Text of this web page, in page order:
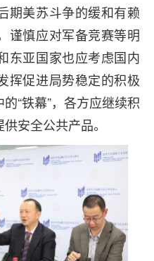
期美苏斗争的缓和有赖
谨慎应对军备竞赛等明
东亚国家也应考虑国内
挥促进局势稳定的积极
“铁幕”，各方应继续积
安全公共产品。